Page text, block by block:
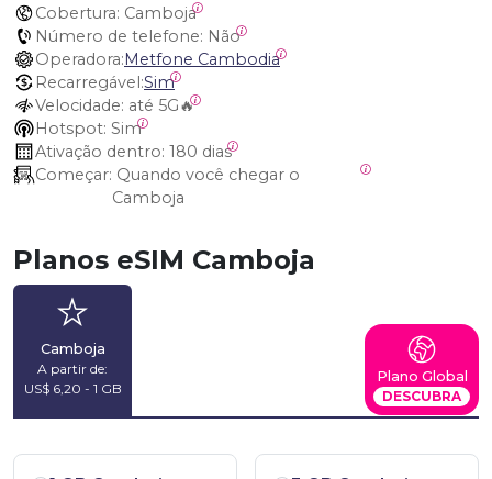
Cobertura: Camboja
Número de telefone: Não
Operadora:Metfone Cambodia
Recarregável:Sim
Velocidade: até 5G🔥
Hotspot: Sim
Ativação dentro: 180 dias
Começar:
Camboja
Planos eSIM Camboja
Camboja
A partir de:
US$ 6,20 - 1 GB
Plano Global
DESCUBRA